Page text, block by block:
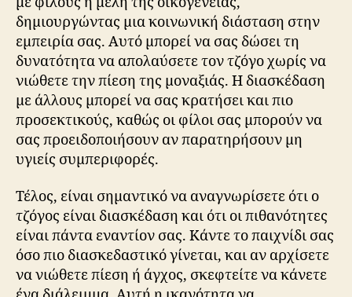
δημιουργώντας μια κοινωνική διάσταση στην
εμπειρία σας. Αυτό μπορεί να σας δώσει τη
δυνατότητα να απολαύσετε τον τζόγο χωρίς να
νιώθετε την πίεση της μοναξιάς. Η διασκέδαση
με άλλους μπορεί να σας κρατήσει και πιο
προσεκτικούς, καθώς οι φίλοι σας μπορούν να
σας προειδοποιήσουν αν παρατηρήσουν μη
υγιείς συμπεριφορές.
Τέλος, είναι σημαντικό να αναγνωρίσετε ότι ο
τζόγος είναι διασκέδαση και ότι οι πιθανότητες
είναι πάντα εναντίον σας. Κάντε το παιχνίδι σας
όσο πιο διασκεδαστικό γίνεται, και αν αρχίσετε
να νιώθετε πίεση ή άγχος, σκεφτείτε να κάνετε